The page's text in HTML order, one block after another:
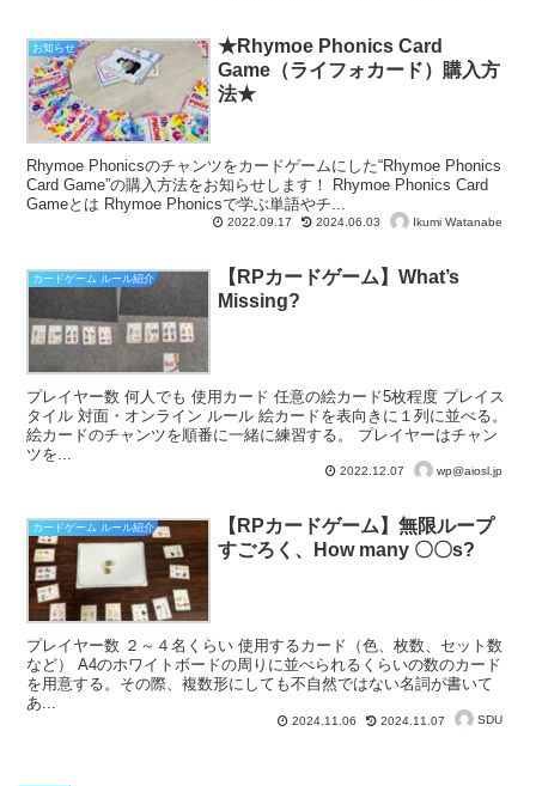
お知らせ
★Rhymoe Phonics Card
Game（ライフォカード）購入方
法★
Rhymoe Phonicsのチャンツをカードゲームにした“Rhymoe Phonics
Card Game”の購入方法をお知らせします！ Rhymoe Phonics Card
Gameとは Rhymoe Phonicsで学ぶ単語やチ...
2022.09.17 2024.06.03 Ikumi Watanabe
カードゲーム ルール紹介
【RPカードゲーム】What’s
Missing?
プレイヤー数 何人でも 使用カード 任意の絵カード5枚程度 プレイス
タイル 対面・オンライン ルール 絵カードを表向きに１列に並べる。
絵カードのチャンツを順番に一緒に練習する。 プレイヤーはチャン
ツを...
2022.12.07 wp@aiosl.jp
カードゲーム ルール紹介
【RPカードゲーム】無限ループ
すごろく、How many 〇〇s?
プレイヤー数 ２～４名くらい 使用するカード（色、枚数、セット数
など） A4のホワイトボードの周りに並べられるくらいの数のカード
を用意する。その際、複数形にしても不自然ではない名詞が書いて
あ...
2024.11.06 2024.11.07 SDU